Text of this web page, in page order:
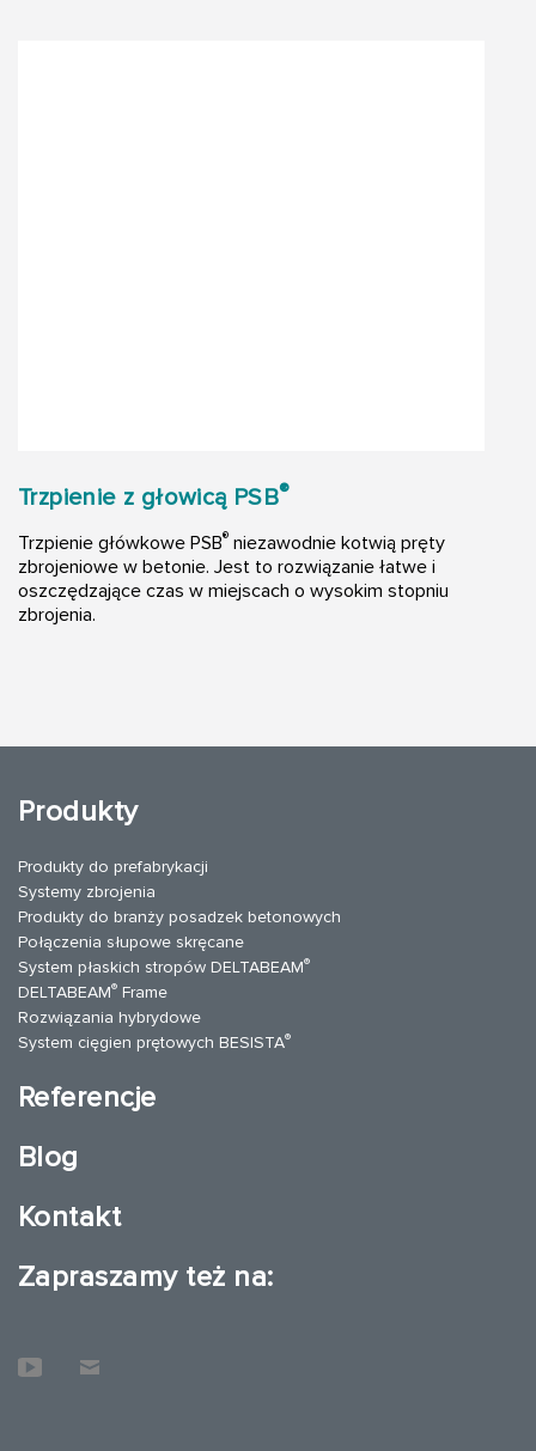
Trzpienie z głowicą PSB®
Trzpienie główkowe PSB® niezawodnie kotwią pręty
zbrojeniowe w betonie. Jest to rozwiązanie łatwe i
oszczędzające czas w miejscach o wysokim stopniu
zbrojenia.
Produkty
Produkty do prefabrykacji
Systemy zbrojenia
Produkty do branży posadzek betonowych
Połączenia słupowe skręcane
System płaskich stropów DELTABEAM®
DELTABEAM® Frame
Rozwiązania hybrydowe
System cięgien prętowych BESISTA®
Referencje
Blog
Kontakt
Zapraszamy też na: